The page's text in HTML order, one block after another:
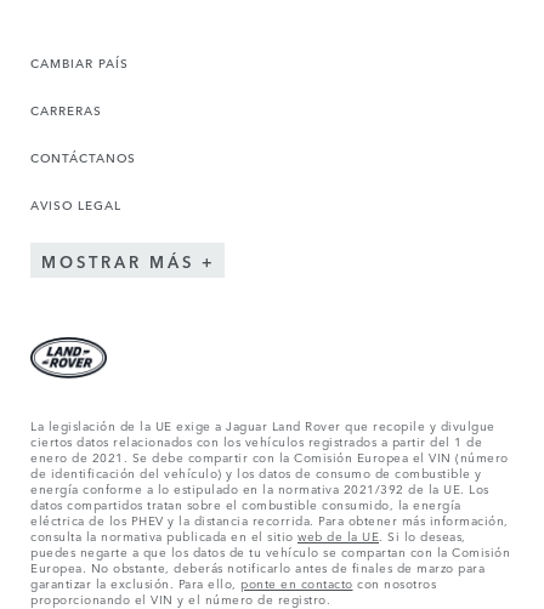
CAMBIAR PAÍS
CARRERAS
CONTÁCTANOS
AVISO LEGAL
MOSTRAR MÁS
La legislación de la UE exige a Jaguar Land Rover que recopile y divulgue
ciertos datos relacionados con los vehículos registrados a partir del 1 de
enero de 2021. Se debe compartir con la Comisión Europea el VIN (número
de identificación del vehículo) y los datos de consumo de combustible y
energía conforme a lo estipulado en la normativa 2021/392 de la UE. Los
datos compartidos tratan sobre el combustible consumido, la energía
eléctrica de los PHEV y la distancia recorrida. Para obtener más información,
consulta la normativa publicada en el sitio web de la UE . Si lo deseas,
puedes negarte a que los datos de tu vehículo se compartan con la Comisión
Europea. No obstante, deberás notificarlo antes de finales de marzo para
garantizar la exclusión. Para ello, ponte en contacto con nosotros
proporcionando el VIN y el número de registro.